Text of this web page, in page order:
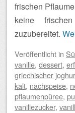
frischen
keine
zuzubereitet.
Veröffentlicht in
vanille, dessert,
griechischer
kalt, nachspeise,
pflaumenpüree,
vanillezucker,